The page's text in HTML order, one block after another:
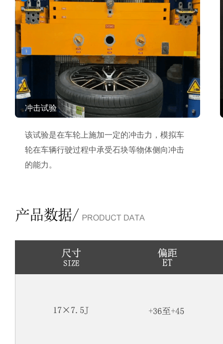
冲击试验
该试验是在车轮上施加一定的冲击力，模拟车
轮在车辆行驶过程中承受石块等物体侧向冲击
的能力。